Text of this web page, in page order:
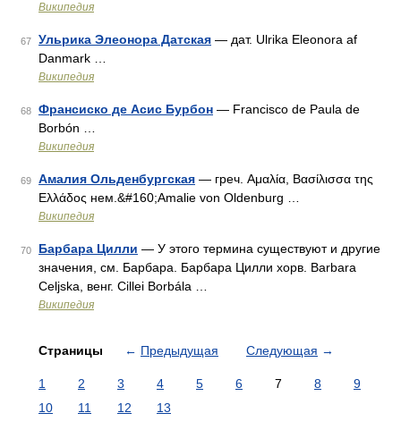
Википедия
67 Ульрика Элеонора Датская — дат. Ulrika Eleonora af
Danmark …
Википедия
68 Франсиско де Асис Бурбон — Francisco de Paula de
Borbón …
Википедия
69 Амалия Ольденбургская — греч. Αμαλία, Βασίλισσα της
Ελλάδος нем.&#160;Amalie von Oldenburg …
Википедия
70 Барбара Цилли — У этого термина существуют и другие
значения, см. Барбара. Барбара Цилли хорв. Barbara
Celjska, венг. Cillei Borbála …
Википедия
Страницы ← Предыдущая Следующая →
1 2 3 4 5 6 7 8
9
10
11 12 13